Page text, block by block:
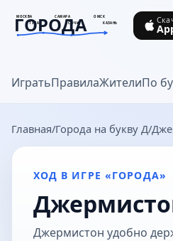
МОСКВА САМАРА
ОМСК
ТУЛА
СОЧИ КАЗАНЬ
ГОРОДА
goroda-na.ru
ИгратьПравилаЖителиПо
Главная Города на букву Д
ХОД В ИГРЕ «ГОРОДА»
Джермистон удобно